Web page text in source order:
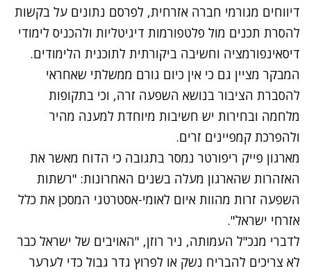
דיווחים מגורמי חברה אזרחית, לפרסם נתונים על בקשות
להסרת תכנים מול פלטפורמות דיגיטליות ולהכניס לימודי
דיסאינפורמציה וחשיבה ביקורתית לתוכנית הלימודים.
המבקר מציין גם כי אין כיום גורם ממשלתי שאחראי
להסברת הציבור בנושא השפעה זרה, וכי בתקופות
מלחמה ובחירות יש חשיבות מיוחדת למענה מהיר
ולהפרכת קמפיינים זרים.
מארגון פייק ריפורטר נמסר בתגובה כי הדוח מאשר את
האזהרות שהארגון מעלה בשנים האחרונות: "רשתות
השפעה זרות מהוות איום לאומי-אסטרטגי המסכן את כלל
אזרחי ישראל".
לדברי מנכ"ל העמותה, ניר רוזן, "האויבים של ישראל כבר
לא צריכים להבריח נשק או לפרוץ גדר גבול כדי לערער